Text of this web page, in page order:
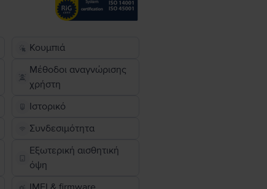
Κουμπιά
Μέθοδοι αναγνώρισης
χρήστη
Ιστορικό
Συνδεσιμότητα
Εξωτερική αισθητική
όψη